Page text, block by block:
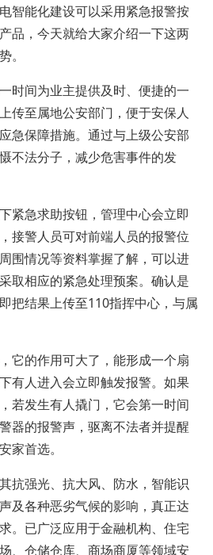
智能化建设可以采用紧急报警按
品，今天就给大家介绍一下这两
。
时间为业主提供及时、便捷的一
传至属地公安部门，便于安保人
急保障措施。通过与上级公安部
不法分子，减少危害事件的发
紧急求助按钮，管理中心会立即
接警人员可对前端人员的报警位
围情况等资料掌握了解，可以进
取相应的紧急处理预案。确认是
把结果上传至110指挥中心，与属
它的作用可大了，能形成一个扇
有人进入会立即触发报警。如果
若发生有人撬门，它会第一时间
器的报警声，驱离不法者并提醒
家首选。
抗强光、抗大风、防水，智能识
及各种恶劣气候的影响，真正达
。已广泛应用于金融机构、住宅
、仓储仓库、商场商厦等领域安